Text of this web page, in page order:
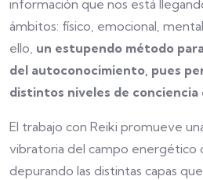
información que nos está
ámbitos: físico, emocional,
ello, un estupendo método
del autoconocimiento, pues
distintos niveles de conciencia
El trabajo con Reiki promueve
vibratoria del campo energético
depurando las distintas capas